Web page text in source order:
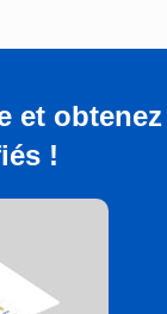
et obtenez
!